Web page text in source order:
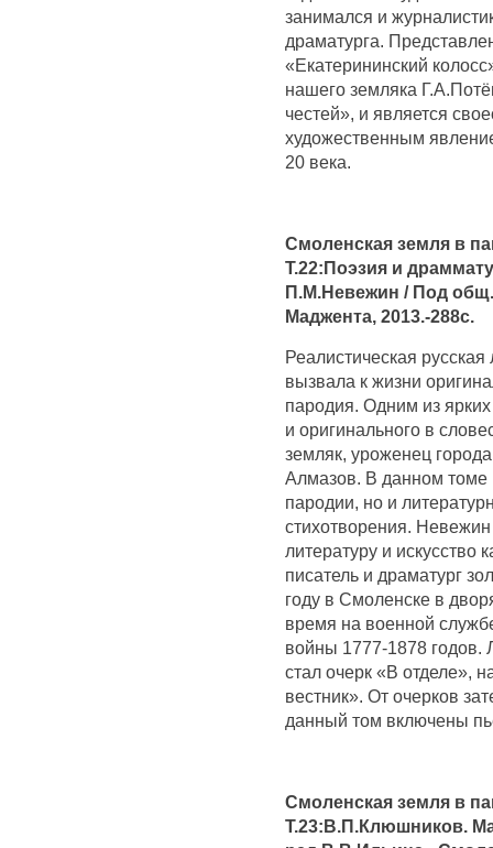
занимался и
драматурга.
«Екатерининский
нашего земляка
честей», и является
художественным
20 века.
Смоленская земля в
Т.22:Поэзия и
П.М.Невежин / Под
Маджента, 2013.-288с.
Реалистическая русская
вызвала к жизни
пародия. Одним из ярких
и оригинального в
земляк, уроженец
Алмазов. В данном томе
пародии, но и
стихотворения.
литературу и искусство
писатель и драматург
году в Смоленске в
время на военной
войны 1777-1878 годов.
стал очерк «В отделе»,
вестник». От очерков
данный том включены
Смоленская земля в
Т.23:В.П.Клюшников.